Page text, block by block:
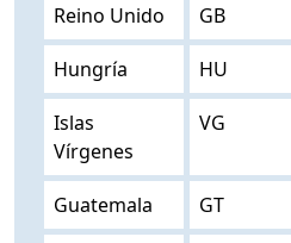
Reino Unido GB
Hungría HU
Islas
Vírgenes
VG
Guatemala GT